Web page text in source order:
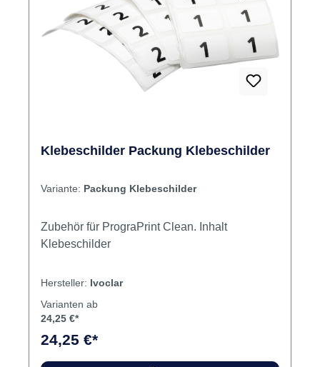
Klebeschilder Packung Klebeschilder
Variante: Packung Klebeschilder
Zubehör für PrograPrint Clean. Inhalt
Klebeschilder
Hersteller: Ivoclar
Varianten ab
24,25 €*
24,25 €*